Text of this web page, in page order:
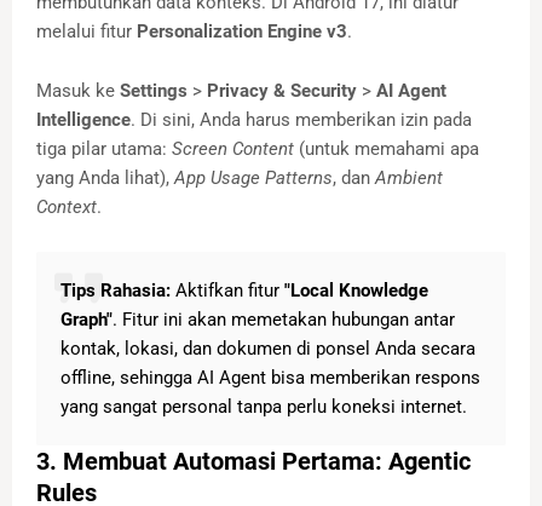
melalui fitur Personalization Engine v3.
Masuk ke Settings > Privacy & Security > AI Agent
Intelligence. Di sini, Anda harus memberikan izin pada
tiga pilar utama: Screen Content (untuk memahami apa
yang Anda lihat), App Usage Patterns, dan Ambient
Context.
Tips Rahasia: Aktifkan fitur "Local Knowledge
Graph". Fitur ini akan memetakan hubungan antar
kontak, lokasi, dan dokumen di ponsel Anda secara
offline, sehingga AI Agent bisa memberikan respons
yang sangat personal tanpa perlu koneksi internet.
3. Membuat Automasi Pertama: Agentic
Rules